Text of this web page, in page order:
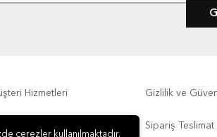
Hizmetleri Gizlilik ve
Sipariş
çerezler kullanılmaktadır.